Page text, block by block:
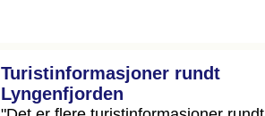
Turistinformasjoner rundt
Lyngenfjorden